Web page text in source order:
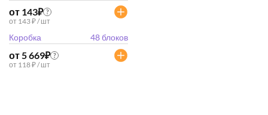
от 143₽ ?
от 143 ₽ / шт
Коробка 48 блоков
от 5 669₽ ?
от 118 ₽ / шт